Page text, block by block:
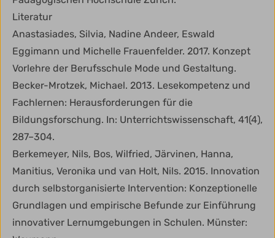
Literatur
Anastasiades, Silvia, Nadine Andeer, Eswald
Eggimann und Michelle Frauenfelder. 2017. Konzept
Vorlehre der Berufsschule Mode und Gestaltung.
Becker-Mrotzek, Michael. 2013. Lesekompetenz und
Fachlernen: Herausforderungen für die
Bildungsforschung. In: Unterrichtswissenschaft, 41(4),
287–304.
Berkemeyer, Nils, Bos, Wilfried, Järvinen, Hanna,
Manitius, Veronika und van Holt, Nils. 2015. Innovation
durch selbstorganisierte Intervention: Konzeptionelle
Grundlagen und empirische Befunde zur Einführung
innovativer Lernumgebungen in Schulen. Münster: